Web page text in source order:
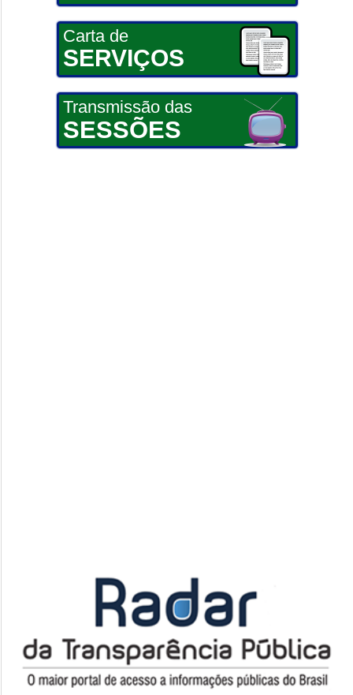
Carta de
SERVIÇOS
Transmissão das
SESSÕES